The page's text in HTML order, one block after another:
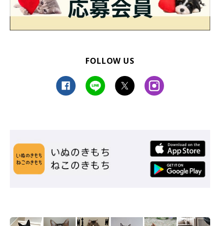
した」
「寝ている旦那の手元に、旦那が好きで食べている柿の種
「リビングのソファに置いてある足枕が、猫のお気に入り
ところ、階段のほうから『ゴン、ゴン、ゴン、ガッ！』と
いう物音がして不審に思って目を覚ますと、2階のリビン
FOLLOW US